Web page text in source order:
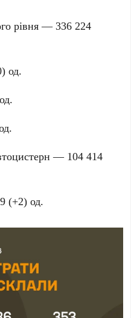
рівня —336 224
од.
од.
— 104 414
(+2) од.